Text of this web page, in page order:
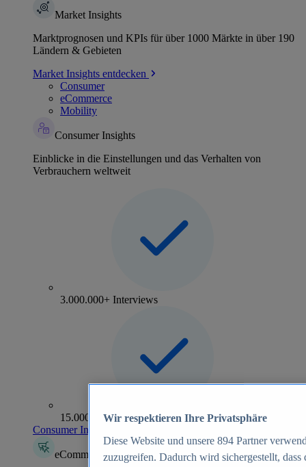
Market Insights
Marktprognosen und KPIs für über 1000 Märkte in über 190
Ländern & Gebieten
Market Insights entdecken
Consumer
eCommerce
Mobility
Consumer Insights
Einblicke in die Einstellungen und das Verhalten von
Verbrauchern weltweit
3.000.000+ Interviews
15.000+ Marken
Consumer Insights entdecken
eCommerce Insights
Wir respektieren Ihre Privatsphäre
Diese Website und unsere 894 Partner
zuzugreifen. Dadurch wird sichergestellt,